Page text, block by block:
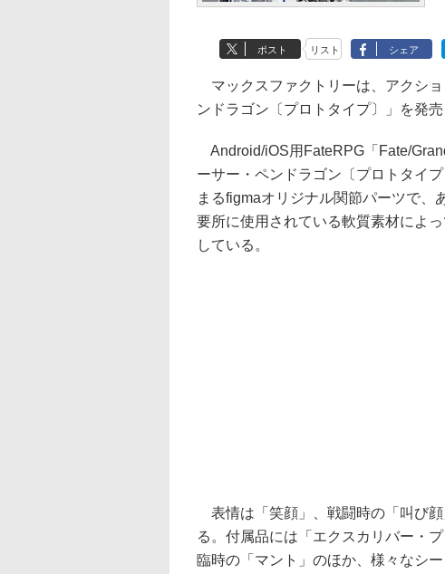
ポスト リスト シェア
マックスファクトリーは、アクシ
ンドラゴン〔プロトタイプ〕」を発
Android/iOS用FateRPG「Fate/
ーサー・ペンドラゴン〔プロトタイ
まるfigmaオリジナル関節パーツで、
要所に使用されている軟質素材によ
している。
表情は「笑顔」、戦闘時の「叫び
る。付属品には「エクスカリバー・
臨時の「マント」のほか、様々なシ